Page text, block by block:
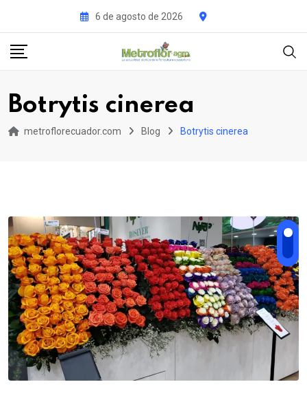
content
6 de agosto de 2026
Botrytis cinerea
metroflorecuador.com Blog Botrytis cinerea